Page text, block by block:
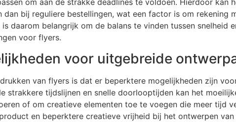
om aan de strakke deadlines te voldoen. Hierdoor kan
bij reguliere bestellingen, wat een factor is om rekening
daarom belangrijk om de balans te vinden tussen snelheid
voor flyers.
voor uitgebreide
van flyers is dat er beperktere mogelijkheden zijn
strakkere tijdslijnen en snelle doorlooptijden kan het
of om creatieve elementen toe te voegen die meer tijd
en beperktere creatieve vrijheid bij het ontwerpen